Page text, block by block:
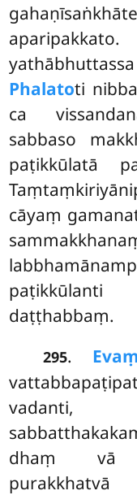
Phalatoti
ca
sabbaso
paṭikkūlatā
cāyaṃ
paṭikkūlanti
daṭṭhabbaṃ.
295.
vadanti,
dhaṃ vā